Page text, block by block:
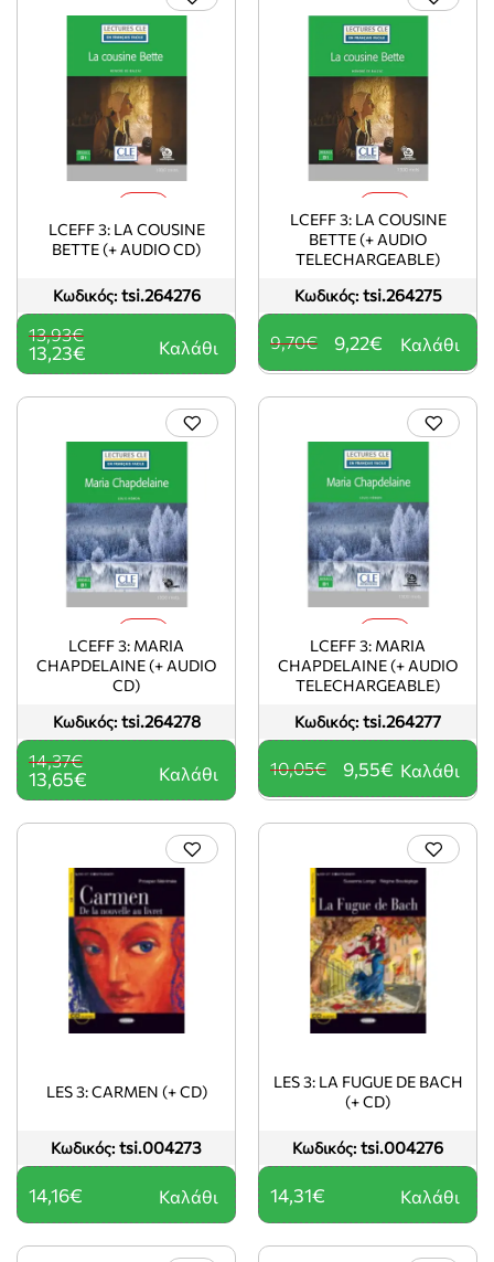
Κωδικός: tsi.264276
LCEFF 3: LA COUSINE
BETTE (+ AUDIO CD)
13,23€
13,93€
Καλάθι
Κωδικός: tsi.264275
LCEFF 3: LA COUSINE
BETTE (+ AUDIO
TELECHARGEABLE)
9,22€
9,70€ Καλάθι
Κωδικός: tsi.264278
LCEFF 3: MARIA
CHAPDELAINE (+ AUDIO
CD)
13,65€
14,37€
Καλάθι
Κωδικός: tsi.264277
LCEFF 3: MARIA
CHAPDELAINE (+ AUDIO
TELECHARGEABLE)
9,55€
10,05€ Καλάθι
Κωδικός: tsi.004273
LES 3: CARMEN (+ CD)
14,16€ Καλάθι
Κωδικός: tsi.004276
LES 3: LA FUGUE DE BACH
(+ CD)
14,31€ Καλάθι